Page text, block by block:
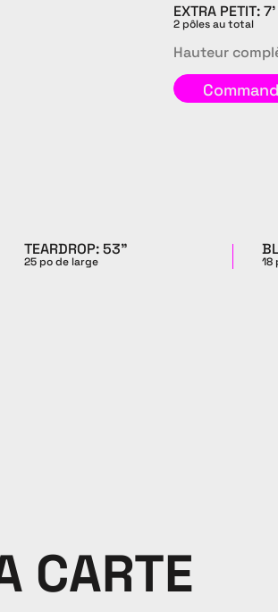
EXTRA PETIT: 7'
2 pôles au total
Hauteur
TEARDROP: 53"
25 po de large 18
CARTE